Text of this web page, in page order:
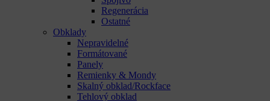
Regenerácia
Ostatné
Obklady
Nepravidelné
Formátované
Panely
Remienky & Mondy
Skalný obklad/Rockface
Tehlový obklad